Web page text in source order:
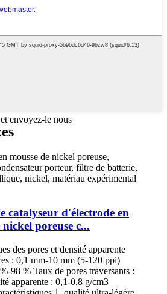
envoyez-le nous
catalyseur d'électrode en
nickel poreuse c...
des pores et densité apparente
: 0,1 mm-10 mm (5-120 ppi)
98 % Taux de pores traversants :
apparente : 0,1-0,8 g/cm3